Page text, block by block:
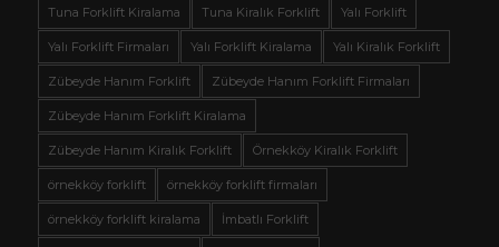
Tuna Forklift Kiralama Tuna Kiralık Forklift Yalı Forklift
Yalı Forklift Firmaları Yalı Forklift Kiralama Yalı Kiralık Forklift
Zübeyde Hanım Forklift Zübeyde Hanım Forklift Firmaları
Zübeyde Hanım Forklift Kiralama
Zübeyde Hanım Kiralık Forklift Örnekköy Kiralık Forklift
örnekköy forklift örnekköy forklift firmaları
örnekköy forklift kiralama İmbatlı Forklift